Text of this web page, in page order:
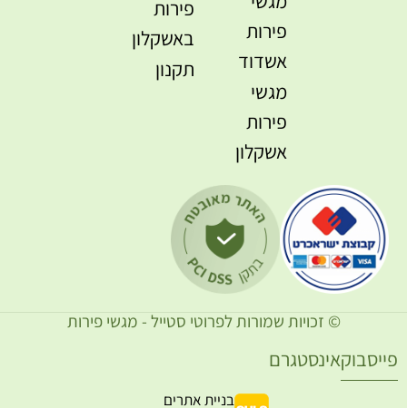
פירות
אשדוד
מגשי
פירות
אשקלון
פירות
באשקלון
תקנון
© זכויות שמורות לפרוטי סטייל - מגשי פירות
בניית אתרים
אינסטגרם